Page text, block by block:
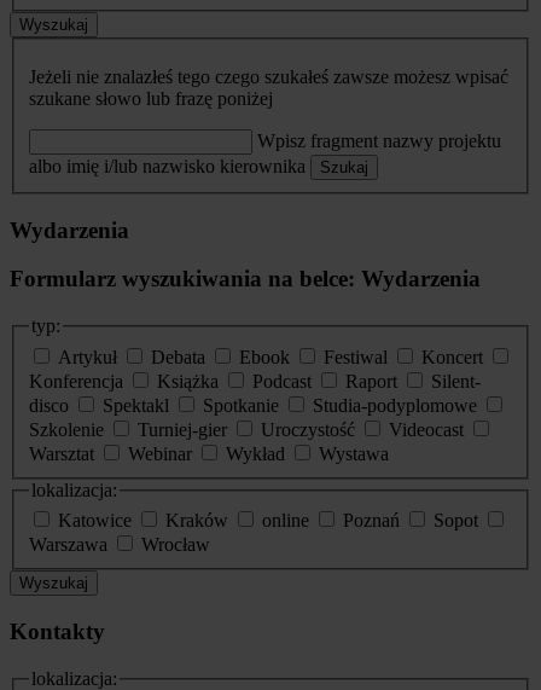
Wyszukaj
Jeżeli nie znalazłeś tego czego szukałeś zawsze możesz wpisać
szukane słowo lub frazę poniżej
Wpisz fragment nazwy projektu
albo imię i/lub nazwisko kierownika
Szukaj
Wydarzenia
Formularz wyszukiwania na belce: Wydarzenia
typ:
Artykuł
Debata Ebook Festiwal
Koncert
Konferencja
Książka Podcast Raport
Silent-
disco
Spektakl Spotkanie
Studia-podyplomowe
Szkolenie
Turniej-gier Uroczystość
Videocast
Warsztat
Webinar Wykład
Wystawa
lokalizacja:
Katowice
Kraków online Poznań
Sopot
Warszawa
Wrocław
Wyszukaj
Kontakty
lokalizacja: